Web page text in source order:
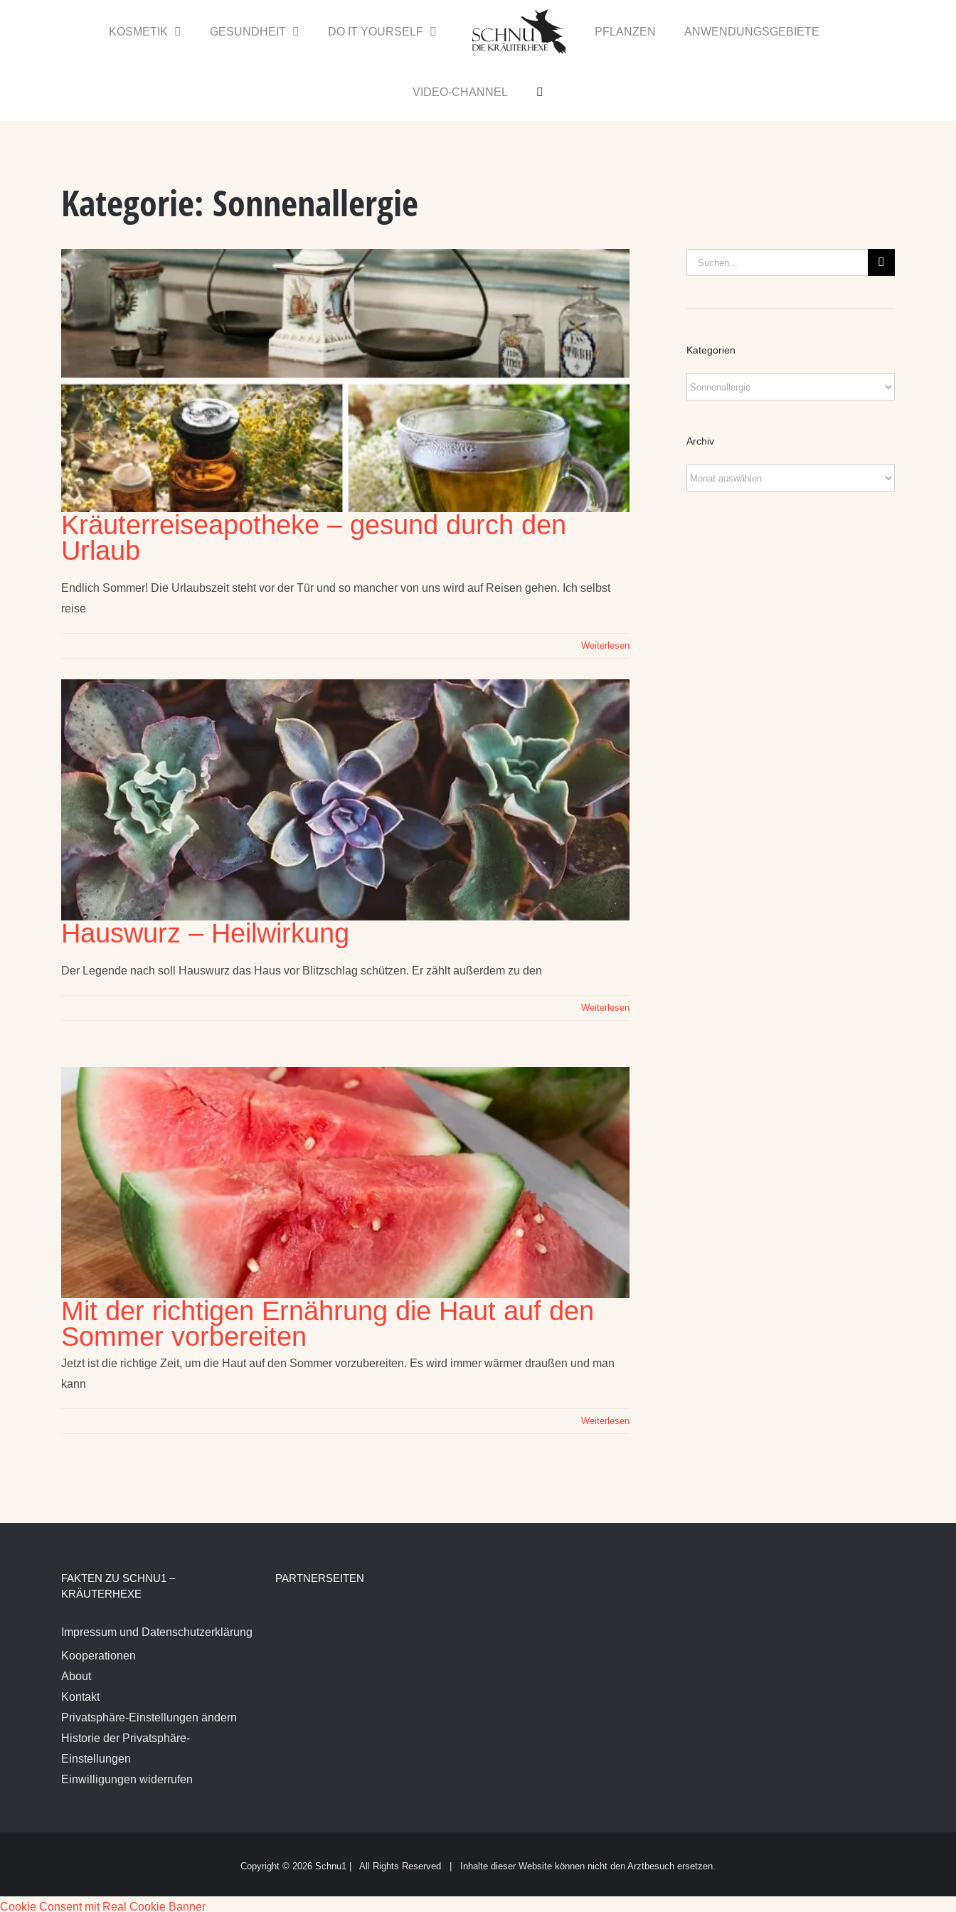
KOSMETIK GESUNDHEIT DO IT YOURSELF PFLANZEN ANWENDUNGSGEBIETE
VIDEO-CHANNEL
Kategorie: Sonnenallergie
Kräuterreiseapotheke – gesund durch den
Urlaub
Endlich Sommer! Die Urlaubszeit steht vor der Tür und so mancher von uns wird auf Reisen gehen. Ich selbst
reise
Weiterlesen
Hauswurz – Heilwirkung
Der Legende nach soll Hauswurz das Haus vor Blitzschlag schützen. Er zählt außerdem zu den
Weiterlesen
Mit der richtigen Ernährung die Haut auf den
Sommer vorbereiten
Jetzt ist die richtige Zeit, um die Haut auf den Sommer vorzubereiten. Es wird immer wärmer draußen und man
kann
Weiterlesen
Suche
nach:
Kategorien
Kategorien
Archiv
Archiv
FAKTEN ZU SCHNU1 –
KRÄUTERHEXE
Impressum und Datenschutzerklärung
Kooperationen
About
Kontakt
Privatsphäre-Einstellungen ändern
Historie der Privatsphäre-
Einstellungen
Einwilligungen widerrufen
PARTNERSEITEN
Copyright © 2026 Schnu1 | All Rights Reserved | Inhalte dieser Website können nicht den Arztbesuch ersetzen.
Cookie Consent mit Real Cookie Banner